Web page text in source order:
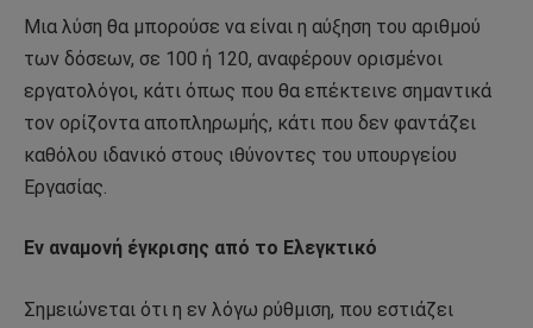
Μια λύση θα µπορούσε να είναι η αύξηση του αριθµού
των δόσεων, σε 100 ή 120, αναφέρουν ορισµένοι
εργατολόγοι, κάτι όπως που θα επέκτεινε σηµαντικά
τον ορίζοντα αποπληρωµής, κάτι που δεν φαντάζει
καθόλου ιδανικό στους ιθύνοντες του υπουργείου
Εργασίας.
Εν αναµονή έγκρισης από το Ελεγκτικό
Σηµειώνεται ότι η εν λόγω ρύθµιση, που εστιάζει